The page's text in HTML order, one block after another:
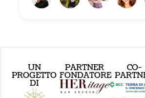
UN
PROGETTO
DI
PARTNER
FONDATORE
CO-